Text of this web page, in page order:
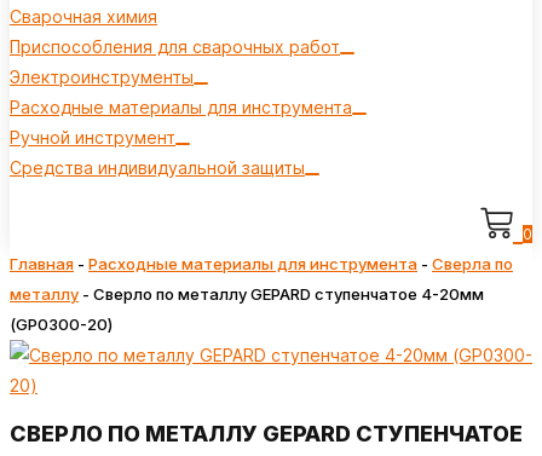
Сварочная химия
Приспособления для сварочных работ
Электроинструменты
Расходные материалы для инструмента
Ручной инструмент
Средства индивидуальной защиты
0
Главная - Расходные материалы для инструмента - Сверла по
металлу - Сверло по металлу GEPARD ступенчатое 4-20мм
(GP0300-20)
СВЕРЛО ПО МЕТАЛЛУ GEPARD СТУПЕНЧАТОЕ